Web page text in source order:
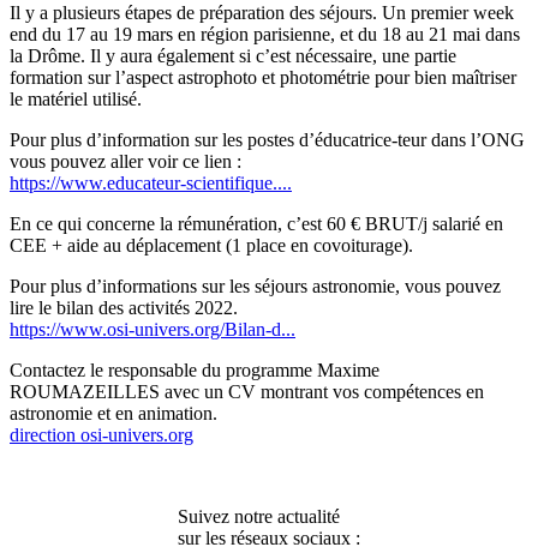
Il y a plusieurs étapes de préparation des séjours. Un premier week
end du 17 au 19 mars en région parisienne, et du 18 au 21 mai dans
la Drôme. Il y aura également si c’est nécessaire, une partie
formation sur l’aspect astrophoto et photométrie pour bien maîtriser
le matériel utilisé.
Pour plus d’information sur les postes d’éducatrice-teur dans l’ONG
vous pouvez aller voir ce lien :
https://www.educateur-scientifique....
En ce qui concerne la rémunération, c’est 60 € BRUT/j salarié en
CEE + aide au déplacement (1 place en covoiturage).
Pour plus d’informations sur les séjours astronomie, vous pouvez
lire le bilan des activités 2022.
https://www.osi-univers.org/Bilan-d...
Contactez le responsable du programme Maxime
ROUMAZEILLES avec un CV montrant vos compétences en
astronomie et en animation.
direction osi-univers.org
Suivez notre actualité
sur les réseaux sociaux :